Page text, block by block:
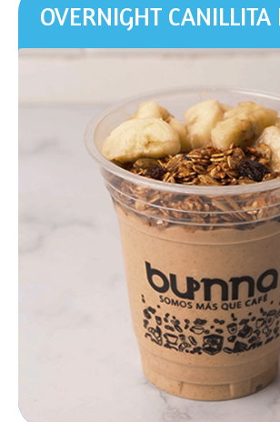
OVERNIGHT CANILLITA